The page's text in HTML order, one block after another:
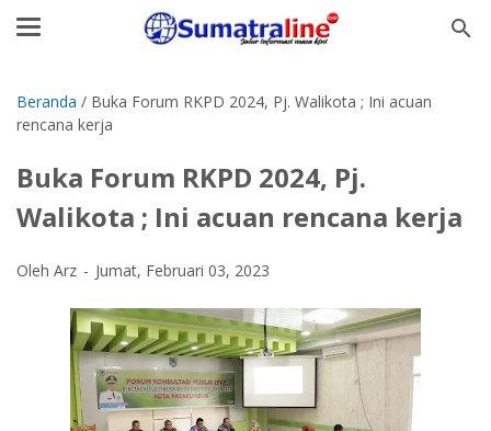
Beranda / Buka Forum RKPD 2024, Pj. Walikota ; Ini acuan
rencana kerja
Buka Forum RKPD 2024, Pj.
Walikota ; Ini acuan rencana kerja
Oleh Arz Jumat, Februari 03, 2023